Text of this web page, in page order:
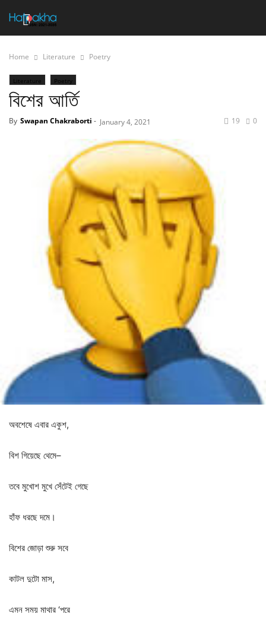
Home Literature Poetry
Literature Poetry
বিশের আর্তি
By Swapan Chakraborti - January 4, 2021 0
19
অবশেষে এবার একুশ,
বিশ গিয়েছে থেমে–
তবে মুখোশ মুখে সেঁটেই গেছে
হাঁফ ধরছে দমে।
বিশের জোড়া শুরু সবে
কাটল দুটো মাস,
এমন সময় মাথার ‘পরে